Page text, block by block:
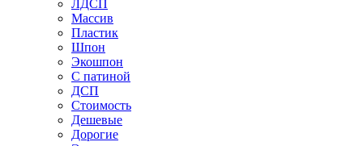
ЛДСП
Массив
Пластик
Шпон
Экошпон
С патиной
ДСП
Стоимость
Дешевые
Дорогие